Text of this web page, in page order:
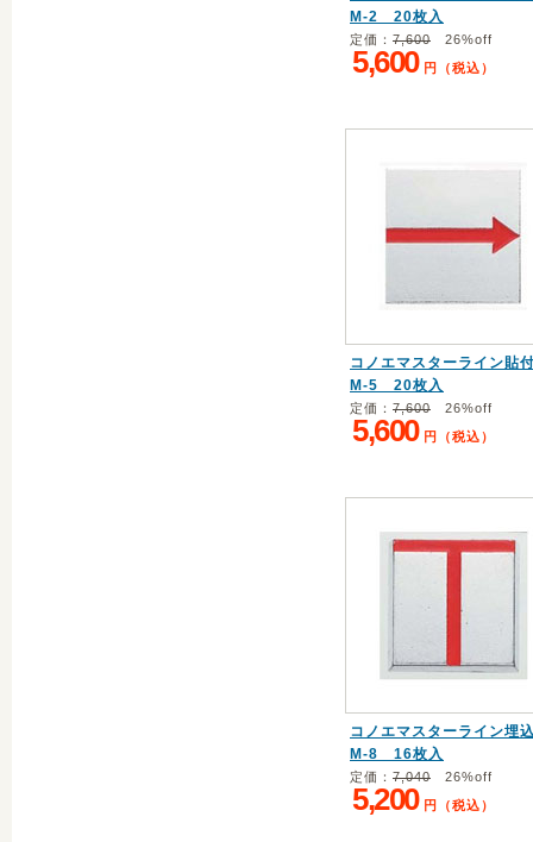
M-2 20枚入
定価： 7,600 26%off
5,600 円（税込）
コノエマスターライン貼
M-5 20枚入
定価： 7,600 26%off
5,600 円（税込）
コノエマスターライン埋
M-8 16枚入
定価： 7,040 26%off
5,200 円（税込）